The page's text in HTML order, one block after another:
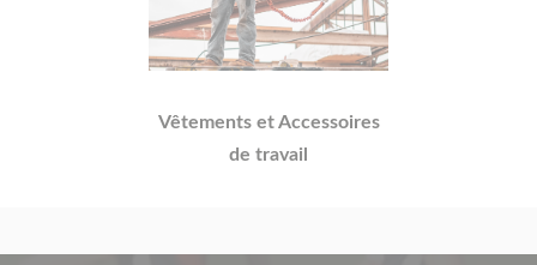
Vêtements et Accessoires
de travail